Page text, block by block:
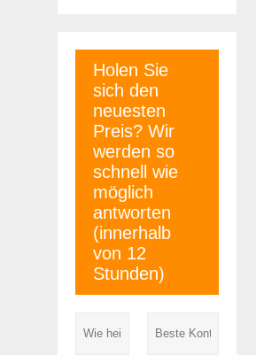
Holen Sie
sich den
neuesten
Preis? Wir
werden so
schnell wie
möglich
antworten
(innerhalb
von 12
Stunden)